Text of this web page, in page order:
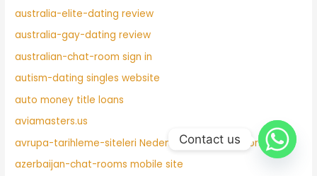
australia-elite-dating review
australia-gay-dating review
australian-chat-room sign in
autism-dating singles website
auto money title loans
aviamasters.us
avrupa-tarihleme-siteleri Neden buraya bakm?yorsun
azerbaijan-chat-rooms mobile site
Contact us